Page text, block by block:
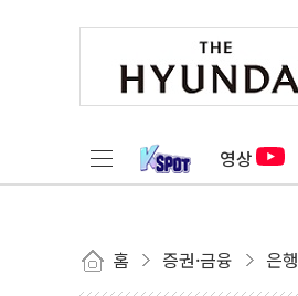
영상
홈 증권·금융 은행